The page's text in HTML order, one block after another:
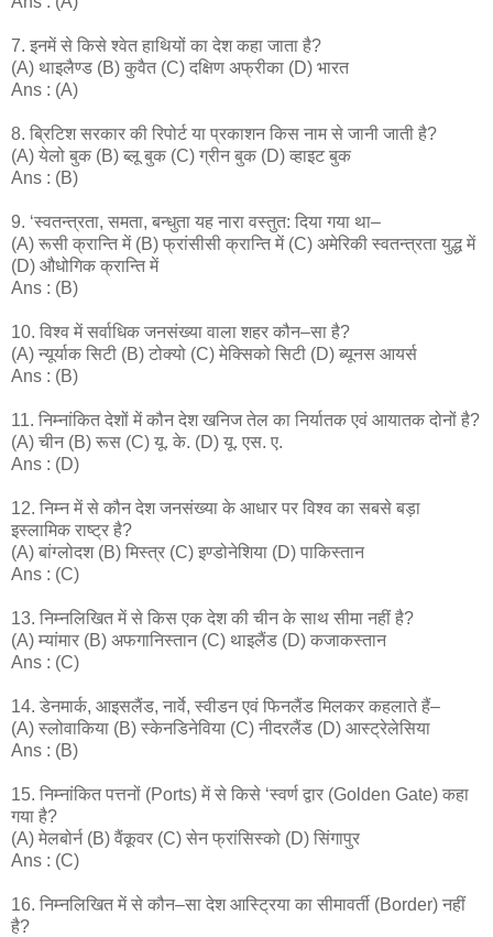
7. इनमें से किसे श्वेत हाथियों का देश कहा जाता है?
(A) थाइलैण्ड (B) कुवैत (C) दक्षिण अफ्रीका (D) भारत
Ans : (A)
8. ब्रिटिश सरकार की रिपोर्ट या प्रकाशन किस नाम से जानी जाती है?
(A) येलो बुक (B) ब्लू बुक (C) ग्रीन बुक (D) व्हाइट बुक
Ans : (B)
9. ‘स्वतन्त्रता, समता, बन्धुता यह नारा वस्तुत: दिया गया था–
(A) रूसी क्रान्ति में (B) फ्रांसीसी क्रान्ति में (C) अमेरिकी स्वतन्त्रता युद्ध में
(D) औधोगिक क्रान्ति में
Ans : (B)
10. विश्व में सर्वाधिक जनसंख्या वाला शहर कौन–सा है?
(A) न्यूर्याक सिटी (B) टोक्यो (C) मेक्सिको सिटी (D) ब्यूनस आयर्स
Ans : (B)
11. निम्नांकित देशों में कौन देश खनिज तेल का निर्यातक एवं आयातक दोनों है?
(A) चीन (B) रूस (C) यू. के. (D) यू. एस. ए.
Ans : (D)
12. निम्न में से कौन देश जनसंख्या के आधार पर विश्व का सबसे बड़ा
इस्लामिक राष्ट्र है?
(A) बांग्लोदश (B) मिस्त्र (C) इण्डोनेशिया (D) पाकिस्तान
Ans : (C)
13. निम्नलिखित में से किस एक देश की चीन के साथ सीमा नहीं है?
(A) म्यांमार (B) अफगानिस्तान (C) थाइलैंड (D) कजाकस्तान
Ans : (C)
14. डेनमार्क, आइसलैंड, नार्वे, स्वीडन एवं फिनलैंड मिलकर कहलाते हैं–
(A) स्लोवाकिया (B) स्केनडिनेविया (C) नीदरलैंड (D) आस्ट्रेलेसिया
Ans : (B)
15. निम्नांकित पत्तनों (Ports) में से किसे ‘स्वर्ण द्वार (Golden Gate) कहा
गया है?
(A) मेलबोर्न (B) वैंकूवर (C) सेन फ्रांसिस्को (D) सिंगापुर
Ans : (C)
16. निम्नलिखित में से कौन–सा देश आस्ट्रिया का सीमावर्ती (Border) नहीं
है?